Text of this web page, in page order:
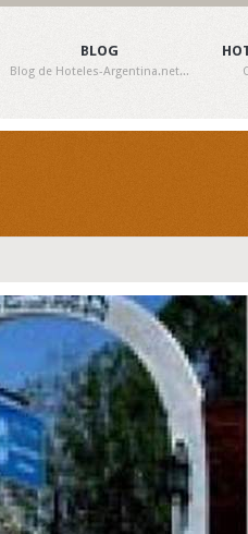
BLOG
Blog de Hoteles-Argentina.net...